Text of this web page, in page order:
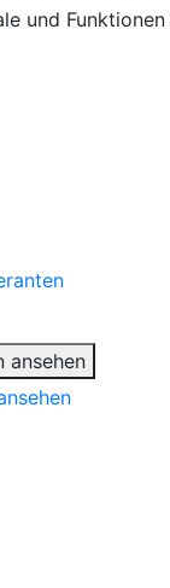
und Funktionen
ansehen